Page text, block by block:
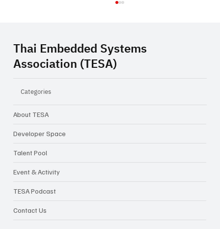
Closing Inspiration Talk: ความท้าทายใน
การทำ Startup ในเมืองไทย จากไอเดีย...สู่
ธุรกิจจริง
Thai Embedded Systems
Association (TESA)
Categories
About TESA
Developer Space
Talent Pool
Event & Activity
TESA Podcast
Contact Us